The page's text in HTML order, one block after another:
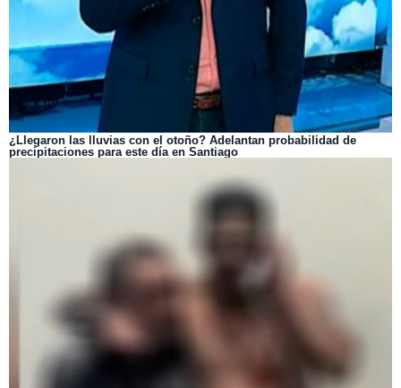
¿Llegaron las lluvias con el otoño? Adelantan probabilidad de
precipitaciones para este día en Santiago